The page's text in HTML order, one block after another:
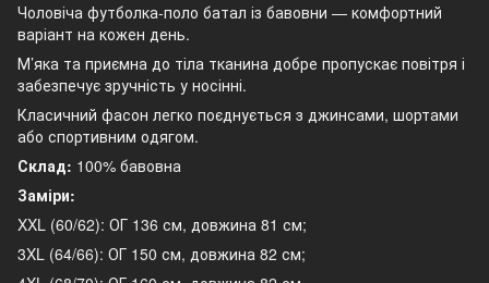
Чоловіча футболка-поло батал із бавовни — комфортний
варіант на кожен день.
М’яка та приємна до тіла тканина добре пропускає повітря і
забезпечує зручність у носінні.
Класичний фасон легко поєднується з джинсами, шортами
або спортивним одягом.
Склад: 100% бавовна
Заміри:
XXL (60/62): ОГ 136 см, довжина 81 см;
3XL (64/66): ОГ 150 см, довжина 82 см;